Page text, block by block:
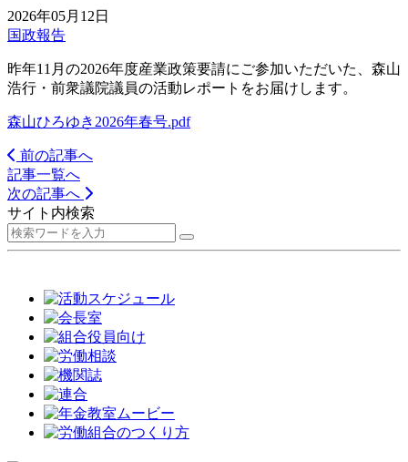
2026年05月12日
国政報告
昨年11月の2026年度産業政策要請にご参加いただいた、森山
浩行・前衆議院議員の活動レポートをお届けします。
森山ひろゆき2026年春号.pdf
前の記事へ
記事一覧へ
次の記事へ
サイト内検索